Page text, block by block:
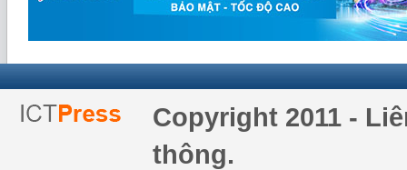
Copyright 2011 -
thông.